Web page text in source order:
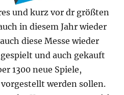
und kurz vor dr größten
in diesem Jahr wieder
diese Messe wieder
und auch gekauft
1300 neue Spiele,
werden sollen.